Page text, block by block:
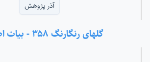
آذر پژوهش
گلهای رنگارنگ ۳۵۸ - بیات اصفهان